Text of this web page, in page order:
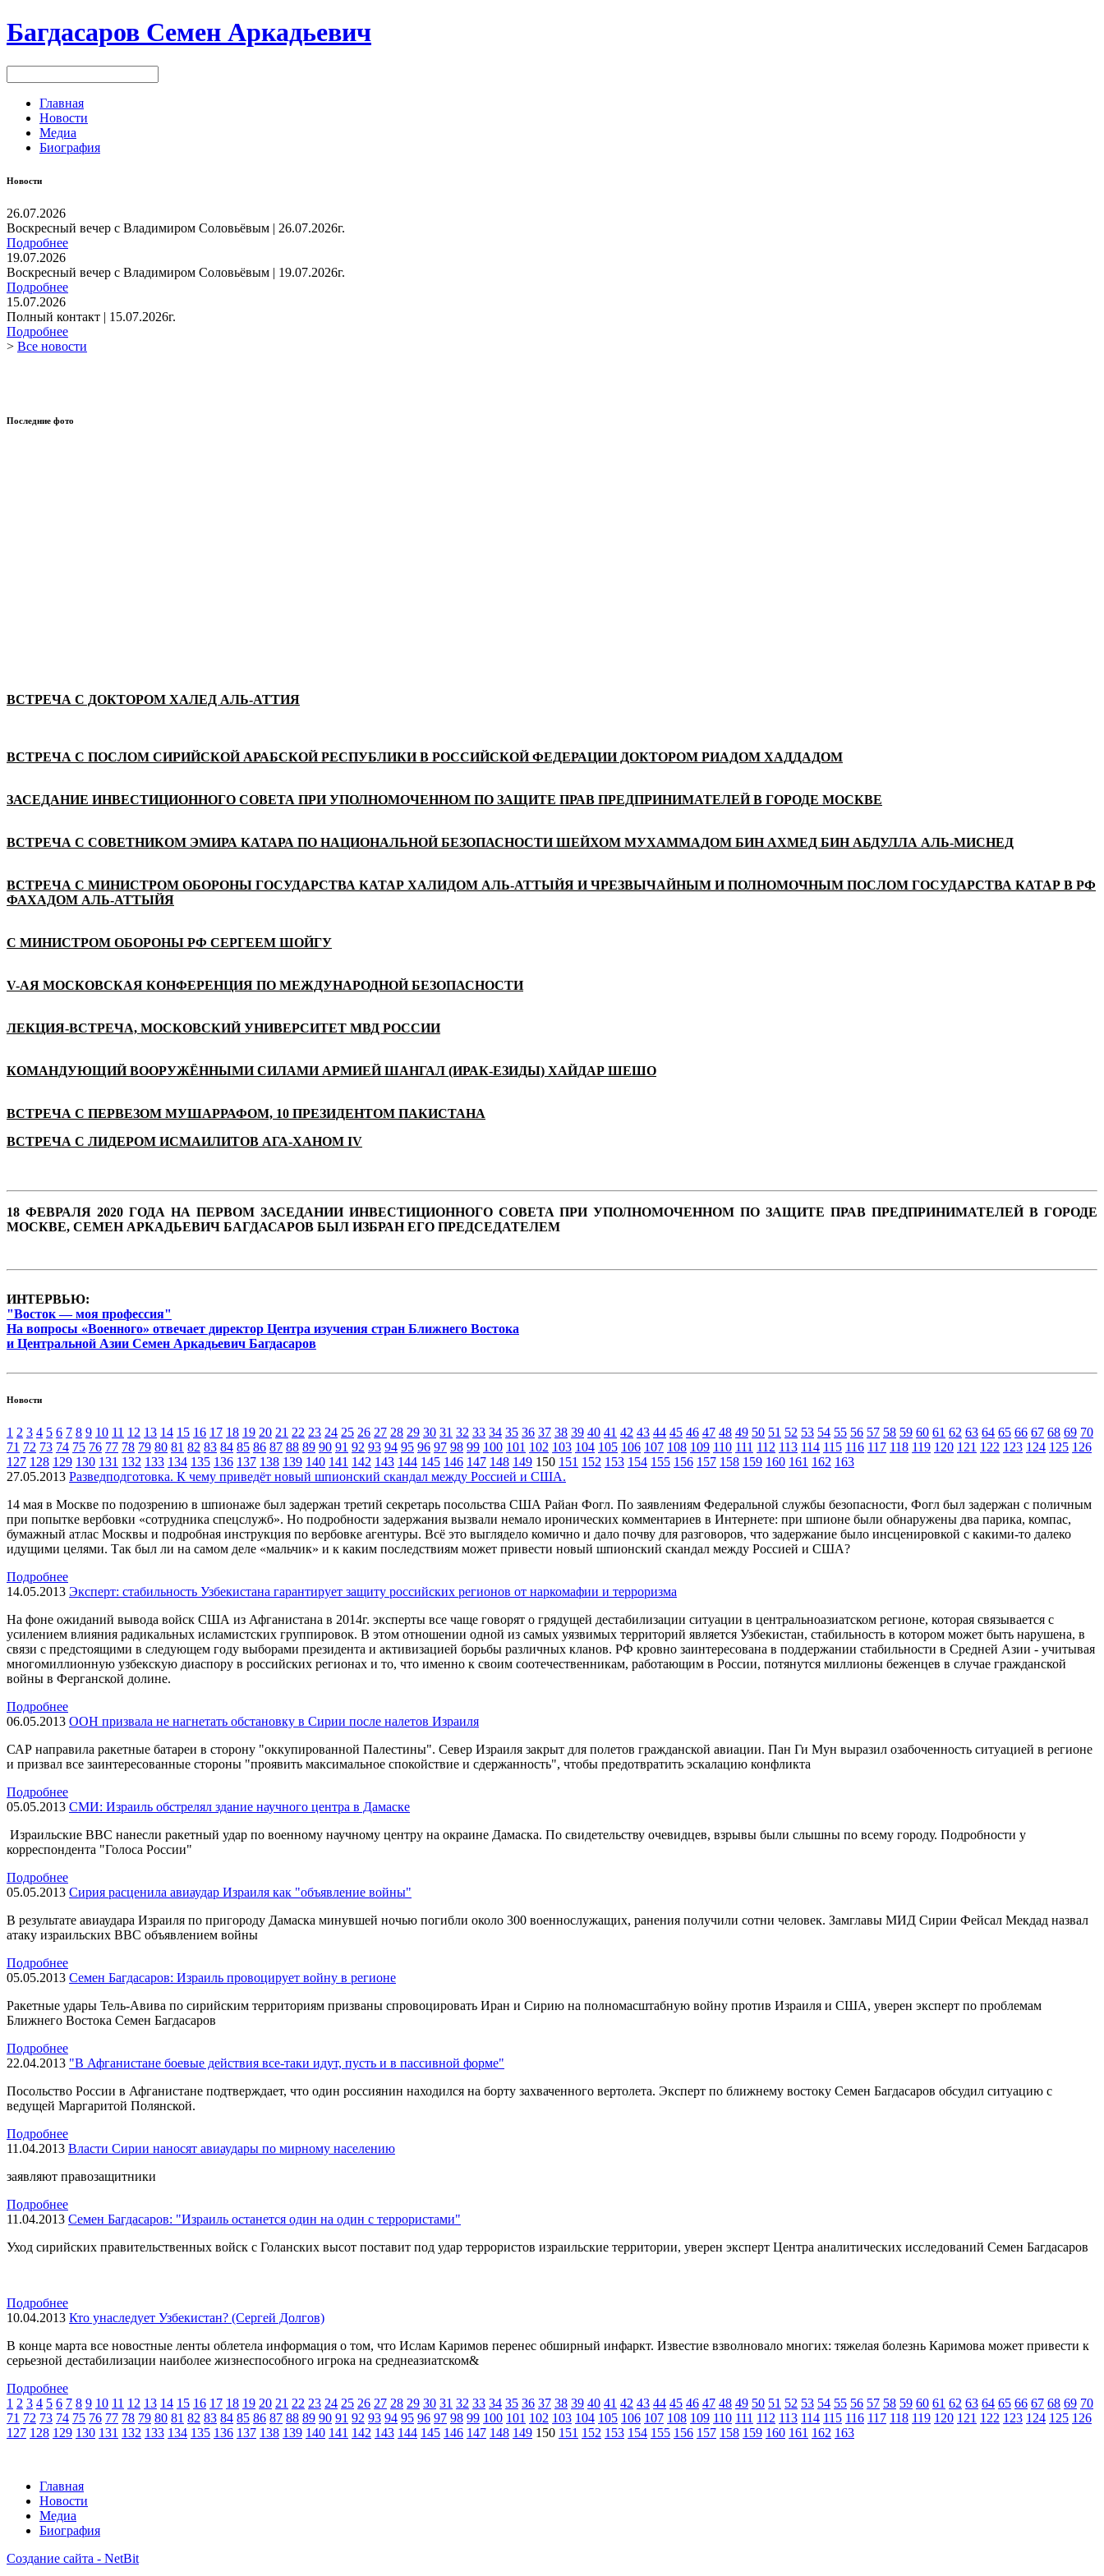
Багдасаров Семен Аркадьевич
Главная
Новости
Медиа
Биография
Новости
26.07.2026
Воскресный вечер с Владимиром Соловьёвым | 26.07.2026г.
Подробнее
19.07.2026
Воскресный вечер с Владимиром Соловьёвым | 19.07.2026г.
Подробнее
15.07.2026
Полный контакт | 15.07.2026г.
Подробнее
> Все новости
Последние фото
ВСТРЕЧА С ДОКТОРОМ ХАЛЕД АЛЬ-АТТИЯ
ВСТРЕЧА С ПОСЛОМ СИРИЙСКОЙ АРАБСКОЙ РЕСПУБЛИКИ В РОССИЙСКОЙ ФЕДЕРАЦИИ ДОКТОРОМ РИАДОМ ХАДДАДОМ
ЗАСЕДАНИЕ ИНВЕСТИЦИОННОГО СОВЕТА ПРИ УПОЛНОМОЧЕННОМ ПО ЗАЩИТЕ ПРАВ ПРЕДПРИНИМАТЕЛЕЙ В ГОРОДЕ МОСКВЕ
ВСТРЕЧА С СОВЕТНИКОМ ЭМИРА КАТАРА ПО НАЦИОНАЛЬНОЙ БЕЗОПАСНОСТИ ШЕЙХОМ МУХАММАДОМ БИН АХМЕД БИН АБДУЛЛА АЛЬ-МИСНЕД
ВСТРЕЧА С МИНИСТРОМ ОБОРОНЫ ГОСУДАРСТВА КАТАР ХАЛИДОМ АЛЬ-АТТЫЙЯ И ЧРЕЗВЫЧАЙНЫМ И ПОЛНОМОЧНЫМ ПОСЛОМ ГОСУДАРСТВА КАТАР В РФ
ФАХАДОМ АЛЬ-АТТЫЙЯ
С МИНИСТРОМ ОБОРОНЫ РФ СЕРГЕЕМ ШОЙГУ
V-АЯ МОСКОВСКАЯ КОНФЕРЕНЦИЯ ПО МЕЖДУНАРОДНОЙ БЕЗОПАСНОСТИ
ЛЕКЦИЯ-ВСТРЕЧА, МОСКОВСКИЙ УНИВЕРСИТЕТ МВД РОССИИ
КОМАНДУЮЩИЙ ВООРУЖЁННЫМИ СИЛАМИ АРМИЕЙ ШАНГАЛ (ИРАК-ЕЗИДЫ) ХАЙДАР ШЕШО
ВСТРЕЧА С ПЕРВЕЗОМ МУШАРРАФОМ, 10 ПРЕЗИДЕНТОМ ПАКИСТАНА
ВСТРЕЧА С ЛИДЕРОМ ИСМАИЛИТОВ АГА-ХАНОМ IV
18 ФЕВРАЛЯ 2020 ГОДА НА ПЕРВОМ ЗАСЕДАНИИ ИНВЕСТИЦИОННОГО СОВЕТА ПРИ УПОЛНОМОЧЕННОМ ПО ЗАЩИТЕ ПРАВ ПРЕДПРИНИМАТЕЛЕЙ В ГОРОДЕ
МОСКВЕ, СЕМЕН АРКАДЬЕВИЧ БАГДАСАРОВ БЫЛ ИЗБРАН ЕГО ПРЕДСЕДАТЕЛЕМ
ИНТЕРВЬЮ:
"Восток — моя профессия"
На вопросы «Военного» отвечает директор Центра изучения стран Ближнего Востока
и Центральной Азии Семен Аркадьевич Багдасаров
Новости
1 2 3 4 5 6 7 8 9 10 11 12 13 14 15 16 17 18 19 20 21 22 23 24 25 26 27 28 29 30 31 32 33 34 35 36 37 38 39 40 41 42 43 44 45 46 47 48 49 50 51 52 53 54 55 56 57 58 59 60 61 62 63 64 65 66 67 68 69 70
71 72 73 74 75 76 77 78 79 80 81 82 83 84 85 86 87 88 89 90 91 92 93 94 95 96 97 98 99 100 101 102 103 104 105 106 107 108 109 110 111 112 113 114 115 116 117 118 119 120 121 122 123 124 125 126
127 128 129 130 131 132 133 134 135 136 137 138 139 140 141 142 143 144 145 146 147 148 149 150 151 152 153 154 155 156 157 158 159 160 161 162 163
27.05.2013 Разведподготовка. К чему приведёт новый шпионский скандал между Россией и США.
14 мая в Москве по подозрению в шпионаже был задержан третий секретарь посольства США Райан Фогл. По заявлениям Федеральной службы безопасности, Фогл был задержан с поличным
при попытке вербовки «сотрудника спецслужб». Но подробности задержания вызвали немало иронических комментариев в Интернете: при шпионе были обнаружены два парика, компас,
бумажный атлас Москвы и подробная инструкция по вербовке агентуры. Всё это выглядело комично и дало почву для разговоров, что задержание было инсценировкой с какими-то далеко
идущими целями. Так был ли на самом деле «мальчик» и к каким последствиям может привести новый шпионский скандал между Россией и США?
Подробнее
14.05.2013 Эксперт: стабильность Узбекистана гарантирует защиту российских регионов от наркомафии и терроризма
На фоне ожиданий вывода войск США из Афганистана в 2014г. эксперты все чаще говорят о грядущей дестабилизации ситуации в центральноазиатском регионе, которая связывается с
усилением влияния радикальных исламистских группировок. В этом отношении одной из самых уязвимых территорий является Узбекистан, стабильность в котором может быть нарушена, в
связи с предстоящими в следующем году выборами президента и активизацией борьбы различных кланов. РФ кровно заинтересована в поддержании стабильности в Средней Азии - учитывая
многомиллионную узбекскую диаспору в российских регионах и то, что именно к своим соотечественникам, работающим в России, потянутся миллионы беженцев в случае гражданской
войны в Ферганской долине.
Подробнее
06.05.2013 ООН призвала не нагнетать обстановку в Сирии после налетов Израиля
САР направила ракетные батареи в сторону "оккупированной Палестины". Север Израиля закрыт для полетов гражданской авиации. Пан Ги Мун выразил озабоченность ситуацией в регионе
и призвал все заинтересованные стороны "проявить максимальное спокойствие и сдержанность", чтобы предотвратить эскалацию конфликта
Подробнее
05.05.2013 СМИ: Израиль обстрелял здание научного центра в Дамаске
Израильские ВВС нанесли ракетный удар по военному научному центру на окраине Дамаска. По свидетельству очевидцев, взрывы были слышны по всему городу. Подробности у
корреспондента "Голоса России"
Подробнее
05.05.2013 Сирия расценила авиаудар Израиля как "объявление войны"
В результате авиаудара Израиля по пригороду Дамаска минувшей ночью погибли около 300 военнослужащих, ранения получили сотни человек. Замглавы МИД Сирии Фейсал Мекдад назвал
атаку израильских ВВС объявлением войны
Подробнее
05.05.2013 Семен Багдасаров: Израиль провоцирует войну в регионе
Ракетные удары Тель-Авива по сирийским территориям призваны спровоцировать Иран и Сирию на полномасштабную войну против Израиля и США, уверен эксперт по проблемам
Ближнего Востока Семен Багдасаров
Подробнее
22.04.2013 "В Афганистане боевые действия все-таки идут, пусть и в пассивной форме"
Посольство России в Афганистане подтверждает, что один россиянин находился на борту захваченного вертолета. Эксперт по ближнему востоку Семен Багдасаров обсудил ситуацию с
ведущей Маргаритой Полянской.
Подробнее
11.04.2013 Власти Сирии наносят авиаудары по мирному населению
заявляют правозащитники
Подробнее
11.04.2013 Семен Багдасаров: "Израиль останется один на один с террористами"
Уход сирийских правительственных войск с Голанских высот поставит под удар террористов израильские территории, уверен эксперт Центра аналитических исследований Семен Багдасаров
Подробнее
10.04.2013 Кто унаследует Узбекистан? (Сергей Долгов)
В конце марта все новостные ленты облетела информация о том, что Ислам Каримов перенес обширный инфаркт. Известие взволновало многих: тяжелая болезнь Каримова может привести к
серьезной дестабилизации наиболее жизнеспособного игрока на среднеазиатском&
Подробнее
1 2 3 4 5 6 7 8 9 10 11 12 13 14 15 16 17 18 19 20 21 22 23 24 25 26 27 28 29 30 31 32 33 34 35 36 37 38 39 40 41 42 43 44 45 46 47 48 49 50 51 52 53 54 55 56 57 58 59 60 61 62 63 64 65 66 67 68 69 70
71 72 73 74 75 76 77 78 79 80 81 82 83 84 85 86 87 88 89 90 91 92 93 94 95 96 97 98 99 100 101 102 103 104 105 106 107 108 109 110 111 112 113 114 115 116 117 118 119 120 121 122 123 124 125 126
127 128 129 130 131 132 133 134 135 136 137 138 139 140 141 142 143 144 145 146 147 148 149 150 151 152 153 154 155 156 157 158 159 160 161 162 163
Главная
Новости
Медиа
Биография
Создание сайта - NetBit